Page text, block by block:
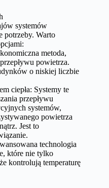
systemów
potrzeby. Warto
metoda,
powietrza.
o niskiej liczbie
ciepła: Systemy te
przepływu
systemów,
powietrza
Jest to
technologia
które nie tylko
kontrolują temperaturę